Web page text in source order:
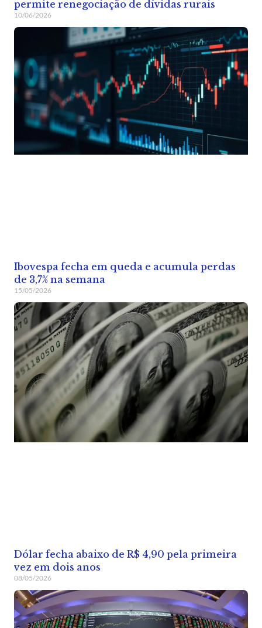
permite renegociação de dívidas rurais
10/06/2026
Ibovespa fecha em queda e acumula perdas
de 3,7% na semana
15/05/2026
Dólar fecha abaixo de R$ 4,90 pela primeira
vez em dois anos
08/05/2026